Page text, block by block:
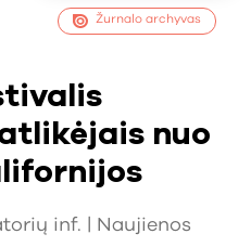
Žurnalo archyvas
nuo
inf. | Naujienos